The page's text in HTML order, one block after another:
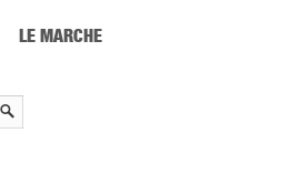
LE MARCHE